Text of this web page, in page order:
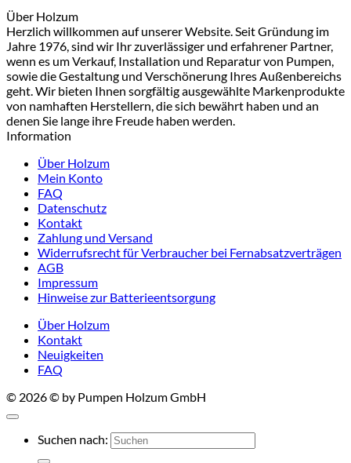
Über Holzum
Herzlich willkommen auf unserer Website. Seit Gründung im
Jahre 1976, sind wir Ihr zuverlässiger und erfahrener Partner,
wenn es um Verkauf, Installation und Reparatur von Pumpen,
sowie die Gestaltung und Verschönerung Ihres Außenbereichs
geht. Wir bieten Ihnen sorgfältig ausgewählte Markenprodukte
von namhaften Herstellern, die sich bewährt haben und an
denen Sie lange ihre Freude haben werden.
Information
Über Holzum
Mein Konto
FAQ
Datenschutz
Kontakt
Zahlung und Versand
Widerrufsrecht für Verbraucher bei Fernabsatzverträgen
AGB
Impressum
Hinweise zur Batterieentsorgung
Über Holzum
Kontakt
Neuigkeiten
FAQ
© 2026 © by Pumpen Holzum GmbH
Suchen nach: